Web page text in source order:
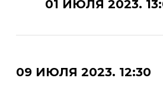
01 ИЮЛЯ 2023.
09 ИЮЛЯ 2023. 12:30